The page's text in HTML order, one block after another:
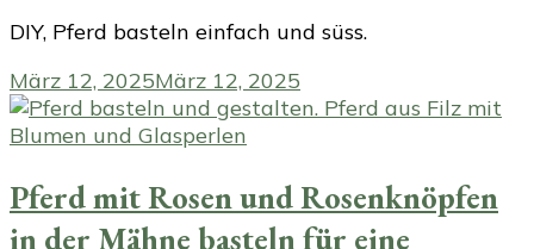
DIY, Pferd basteln einfach und süss.
März 12, 2025März 12, 2025
Pferd mit Rosen und Rosenknöpfen
in der Mähne basteln für eine